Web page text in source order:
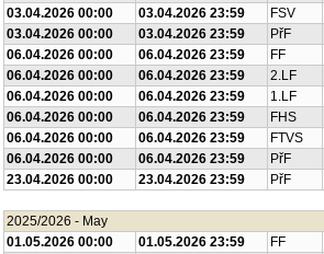
03.04.2026 00:00 03.04.2026 23:59 FSV
03.04.2026 00:00
03.04.2026 23:59 PřF
06.04.2026 00:00
06.04.2026 23:59 FF
06.04.2026 00:00
06.04.2026 23:59 2.LF
06.04.2026 00:00
06.04.2026 23:59 1.LF
06.04.2026 00:00
06.04.2026 23:59 FHS
06.04.2026 00:00
06.04.2026 23:59 FTVS
06.04.2026 00:00
06.04.2026 23:59 PřF
23.04.2026 00:00
23.04.2026 23:59 PřF
2025/2026 - May
01.05.2026 00:00
01.05.2026 23:59 FF